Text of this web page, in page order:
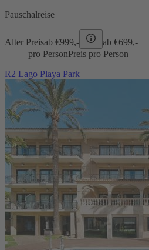
Pauschalreise
Alter Preisab €999,- ab €699,-
pro PersonPreis pro Person
R2 Lago Playa Park